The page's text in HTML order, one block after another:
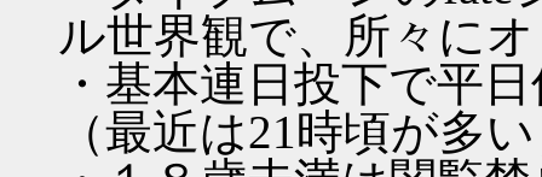
ル世界観で、所々に
・基本連日投下で平
（最近は21時頃が多